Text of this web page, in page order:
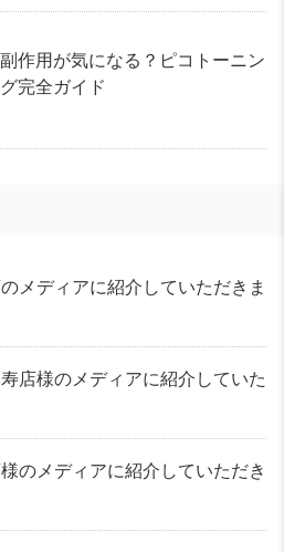
副作用が気になる？ピコトーニン
グ完全ガイド
メディアに紹介していただきま
店様のメディアに紹介していた
のメディアに紹介していただき